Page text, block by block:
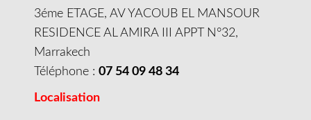
3éme ETAGE, AV YACOUB EL MANSOUR
RESIDENCE AL AMIRA III APPT N°32,
Marrakech
Téléphone : 07 54 09 48 34
Localisation